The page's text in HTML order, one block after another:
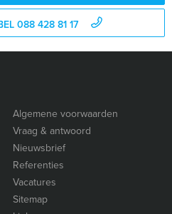
088 428 81 17
Algemene voorwaarden
Vraag & antwoord
Nieuwsbrief
Referenties
Vacatures
Sitemap